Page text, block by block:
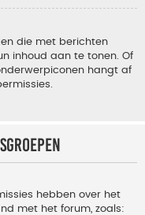
die met berichten
inhoud aan te tonen. Of
hangt af
hebben over het
met het forum, zoals: